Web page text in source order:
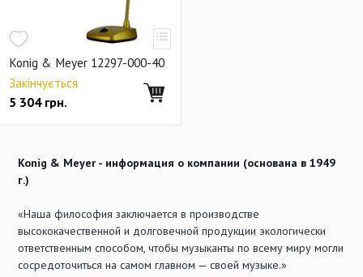
Настроечный инструмент
Стойки для усилителей, микшеров и акустики
Держатели для наушников
19-дюймовое оборудование
Рэковые сетевые распределители
Стойки для мониторов
Стойки-трубы для расширения
Настенные и потолочные кронштейны
Аксессуары для акустических стоек
Стойки для света
Аксессуары для световых приборов
Сценическое оборудование
Мультимедия-стойки
Konig & Meyer 12297-000-40
Закінчується
5 304грн.
Konig & Meyer - информация о компании (основана в 1949
г.)
«Наша философия заключается в производстве
высококачественной и долговечной продукции экологически
ответственным способом, чтобы музыканты по всему миру могли
сосредоточиться на самом главном — своей музыке.»